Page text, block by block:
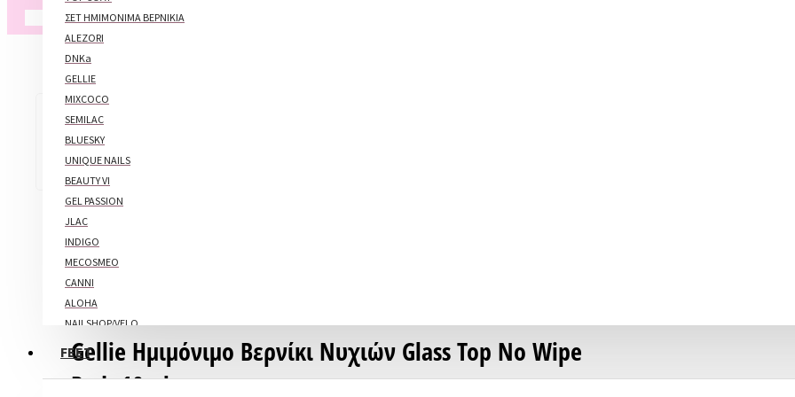
Το καλάθι αγορών είναι άδειο!
ΣΕΤ ΗΜΙΜΟΝΙΜΑ ΒΕΡΝΙΚΙΑ
ALEZORI
DNKa
GELLIE
MIXCOCO
SEMILAC
BLUESKY
UNIQUE NAILS
BEAUTY VI
GEL PASSION
JLAC
INDIGO
MECOSMEO
CANNI
ALOHA
NAILSHOP/VELO
ΑΠΛΑ ΜΑΝΟ
ALEZORI
FEET
Gellie Ημιμόνιμο Βερνίκι Νυχιών Glass Top No Wipe
Red ,10ml